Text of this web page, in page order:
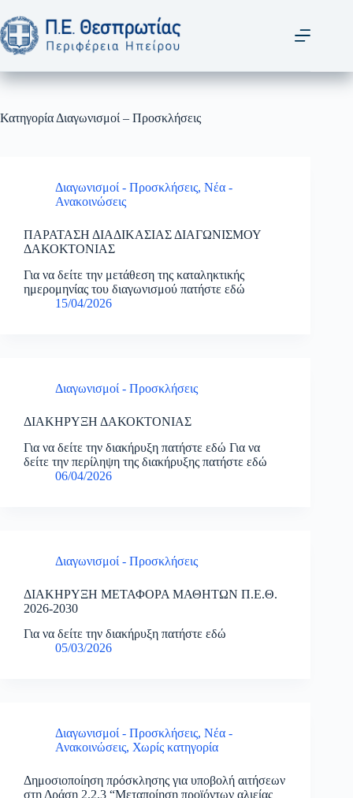
στο
περιεχόμενο
Κατηγορία Διαγωνισμοί – Προσκλήσεις
Διαγωνισμοί - Προσκλήσεις, Νέα -
Ανακοινώσεις
ΠΑΡΑΤΑΣΗ ΔΙΑΔΙΚΑΣΙΑΣ ΔΙΑΓΩΝΙΣΜΟΥ
ΔΑΚΟΚΤΟΝΙΑΣ
Για να δείτε την μετάθεση της καταληκτικής
ημερομηνίας του διαγωνισμού πατήστε εδώ
15/04/2026
Διαγωνισμοί - Προσκλήσεις
ΔΙΑΚΗΡΥΞΗ ΔΑΚΟΚΤΟΝΙΑΣ
Για να δείτε την διακήρυξη πατήστε εδώ Για να
δείτε την περίληψη της διακήρυξης πατήστε εδώ
06/04/2026
Διαγωνισμοί - Προσκλήσεις
ΔΙΑΚΗΡΥΞΗ ΜΕΤΑΦΟΡΑ ΜΑΘΗΤΩΝ Π.Ε.Θ.
2026-2030
Για να δείτε την διακήρυξη πατήστε εδώ
05/03/2026
Διαγωνισμοί - Προσκλήσεις, Νέα -
Ανακοινώσεις, Χωρίς κατηγορία
Δημοσιοποίηση πρόσκλησης για υποβολή αιτήσεων
στη Δράση 2.2.3 “Μεταποίηση προϊόντων αλιείας